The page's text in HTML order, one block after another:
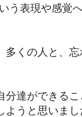
う表現や感覚
多くの人と、
分達ができる
ようと思いまし